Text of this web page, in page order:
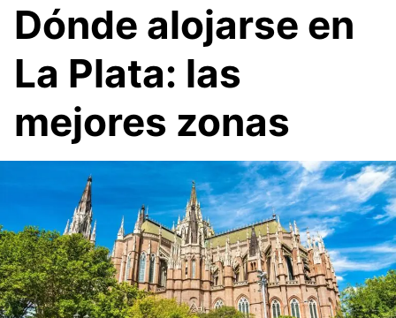
Dónde alojarse en
La Plata: las
mejores zonas